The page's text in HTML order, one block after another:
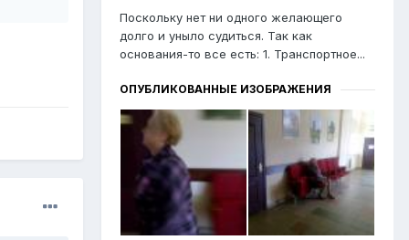
Поскольку нет ни одного желающего
долго и уныло судиться. Так как
основания-то все есть: 1. Транспортное...
ОПУБЛИКОВАННЫЕ ИЗОБРАЖЕНИЯ